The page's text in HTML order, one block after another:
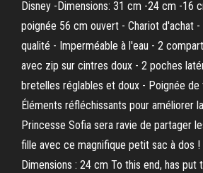
Disney -Dimensions: 31 cm -24 cm -16
poignée 56 cm ouvert - Chariot d'achat -
qualité - Imperméable à l'eau - 2
avec zip sur cintres doux - 2 poches
bretelles réglables et doux - Poignée de
Éléments réfléchissants pour améliorer
Princesse Sofia sera ravie de partager
fille avec ce magnifique petit sac à dos
Dimensions : 24 cm To this end, has